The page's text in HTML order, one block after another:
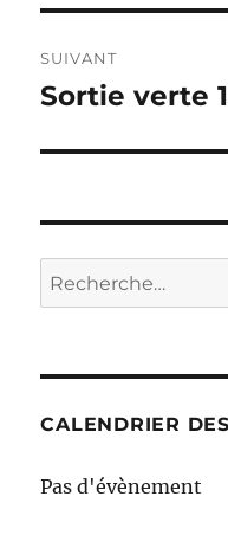
SUIVANT
Publication
Sortie verte
Recherche
pour :
CALENDRIER
Pas d'évènement